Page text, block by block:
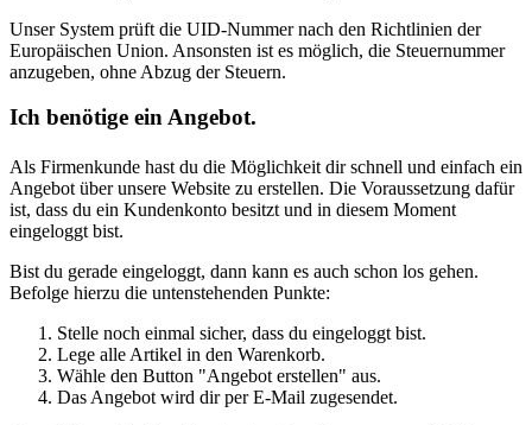
Unser System prüft die UID-Nummer nach den Richtlinien der
Europäischen Union. Ansonsten ist es möglich, die Steuernummer
anzugeben, ohne Abzug der Steuern.
Ich benötige ein Angebot.
Als Firmenkunde hast du die Möglichkeit dir schnell und einfach ein
Angebot über unsere Website zu erstellen. Die Voraussetzung dafür
ist, dass du ein Kundenkonto besitzt und in diesem Moment
eingeloggt bist.
Bist du gerade eingeloggt, dann kann es auch schon los gehen.
Befolge hierzu die untenstehenden Punkte:
Stelle noch einmal sicher, dass du eingeloggt bist.
Lege alle Artikel in den Warenkorb.
Wähle den Button "Angebot erstellen" aus.
Das Angebot wird dir per E-Mail zugesendet.